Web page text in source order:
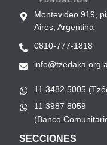
Montevideo 919,
Aires, Argentina
0810-777-1818
11 3482 5005
11 3987 8059
(Banco
SECCIONES